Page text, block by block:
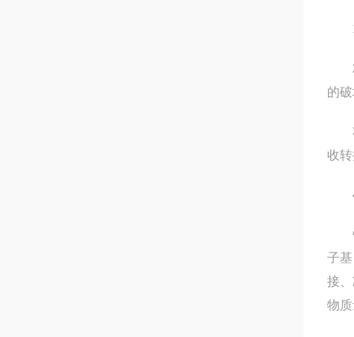
1
2
的
3
收
4
铁
子
接
物